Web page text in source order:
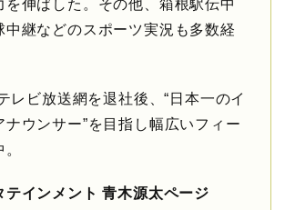
を伸ばした。その他、箱根駅伝中
中継などのスポーツ実況も多数経
レビ放送網を退社後、“日本一のイ
ナウンサー”を目指し幅広いフィー
テインメント 青木源太ページ